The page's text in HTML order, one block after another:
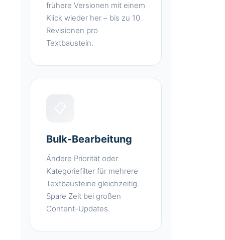
frühere Versionen mit einem
Klick wieder her – bis zu 10
Revisionen pro
Textbaustein.
Bulk-Bearbeitung
Ändere Priorität oder
Kategoriefilter für mehrere
Textbausteine gleichzeitig.
Spare Zeit bei großen
Content-Updates.